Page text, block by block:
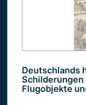
Deutschlands
Flugobjekte